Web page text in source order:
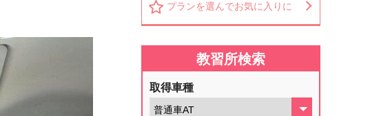
プランを選んでお気に入りに
教習所検索
取得車種